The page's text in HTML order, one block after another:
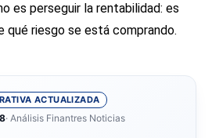
es perseguir la rentabilidad: es
riesgo se está comprando.
ACTUALIZADA
· Análisis Finantres Noticias